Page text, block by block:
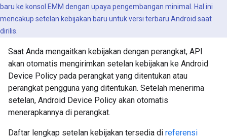
baru ke konsol EMM dengan upaya pengembangan minimal. Hal ini
mencakup setelan kebijakan baru untuk versi terbaru Android saat
dirilis.
Saat Anda mengaitkan kebijakan dengan perangkat, API
akan otomatis mengirimkan setelan kebijakan ke Android
Device Policy pada perangkat yang ditentukan atau
perangkat pengguna yang ditentukan. Setelah menerima
setelan, Android Device Policy akan otomatis
menerapkannya di perangkat.
Daftar lengkap setelan kebijakan tersedia di referensi